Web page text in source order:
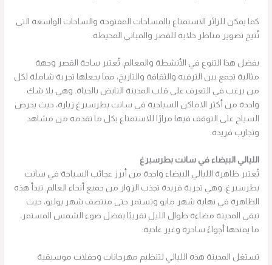
كما يمكن للزائر الاستمتاع بالمساحات المفتوحة والساحات الواسعة التي
تُتيح تصوير مناظر خلابة للقصر والمباني المحيطة.
بفضل هذا التنوع في الأنشطة والمعالم، تُعتبر ساحة القصر وجهة
مثالية تجمع بين الترفيه والثقافة والتاريخ، مما يجعلها تجربة شاملة لكل
من يرغب في التعرف على قلب المدينة النابض بالحياة. وهي بلا شك
واحدة من أكثر الاماكن السياحية في سانت بطرسبرغ زيارة، حيث يحرص
السياح على التوقف فيها مرارًا للاستمتاع بكل ما تقدمه من مشاهد
وتجارب فريدة.
الليالي البيضاء في سانت بطرسبرغ
تُعتبر ظاهرة الليالي البيضاء واحدة من أبرز عجائب السياحة في سانت
بطرسبرغ، وهي تجربة فريدة تجذب الزوار من جميع أنحاء العالم. تبدأ هذه
الظاهرة في نهاية شهر مايو وتستمر حتى منتصف شهر يوليو، حيث
تبقى المدينة مضاءة طوال الليل تقريبًا بفضل ضوء الشمس المستمر،
ما يمنحها أجواءً ساحرة وغير عادية.
تستغل المدينة هذه الليالي لتنظيم مهرجانات وحفلات موسيقية